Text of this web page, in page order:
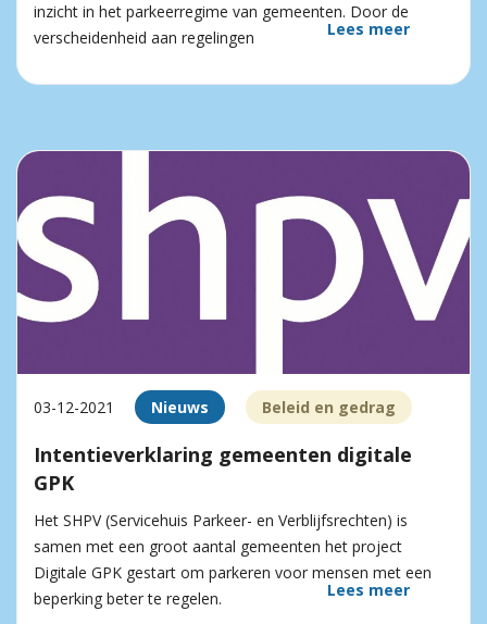
inzicht in het parkeerregime van gemeenten. Door de
verscheidenheid aan regelingen
Lees meer
03-12-2021 Nieuws Beleid en gedrag
Intentieverklaring gemeenten digitale
GPK
Het SHPV (Servicehuis Parkeer- en Verblijfsrechten) is
samen met een groot aantal gemeenten het project
Digitale GPK gestart om parkeren voor mensen met een
beperking beter te regelen.
Lees meer